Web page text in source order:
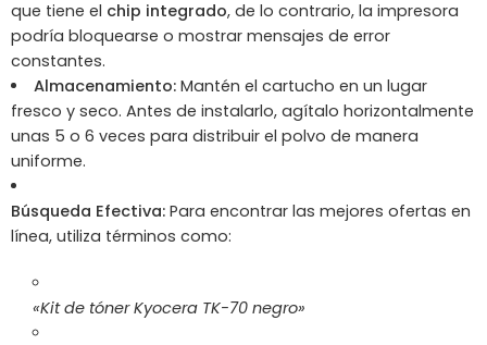
que tiene el chip integrado, de lo contrario, la impresora
podría bloquearse o mostrar mensajes de error
constantes.
Almacenamiento:Mantén el cartucho en un lugar
fresco y seco. Antes de instalarlo, agítalo horizontalmente
unas 5 o 6 veces para distribuir el polvo de manera
uniforme.
Búsqueda Efectiva: Para encontrar las mejores ofertas en
línea, utiliza términos como:
«Kit de tóner Kyocera TK-70 negro»